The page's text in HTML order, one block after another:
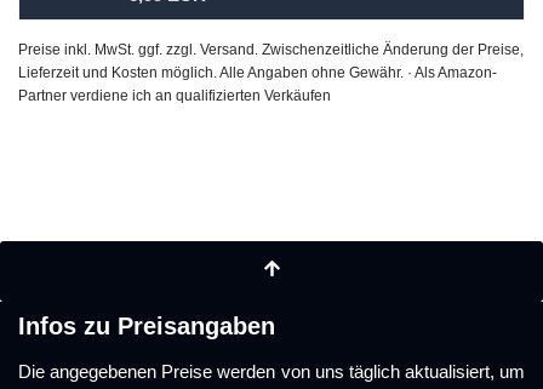
Preise inkl. MwSt. ggf. zzgl. Versand. Zwischenzeitliche Änderung der Preise,
Lieferzeit und Kosten möglich. Alle Angaben ohne Gewähr. · Als Amazon-
Partner verdiene ich an qualifizierten Verkäufen
Infos zu Preisangaben
Die angegebenen Preise werden von uns täglich aktualisiert, um